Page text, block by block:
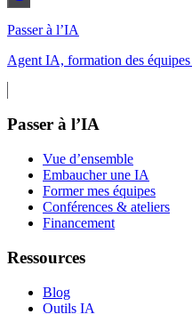
Passer à l’IA
Agent IA, formation des
Passer à l’IA
Vue d’ensemble
Embaucher une IA
Former mes équipes
Conférences & ateliers
Financement
Ressources
Blog
Outils IA